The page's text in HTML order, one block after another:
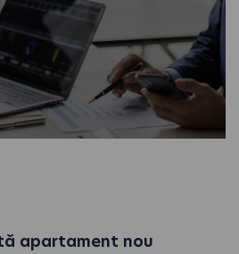
apartament nou